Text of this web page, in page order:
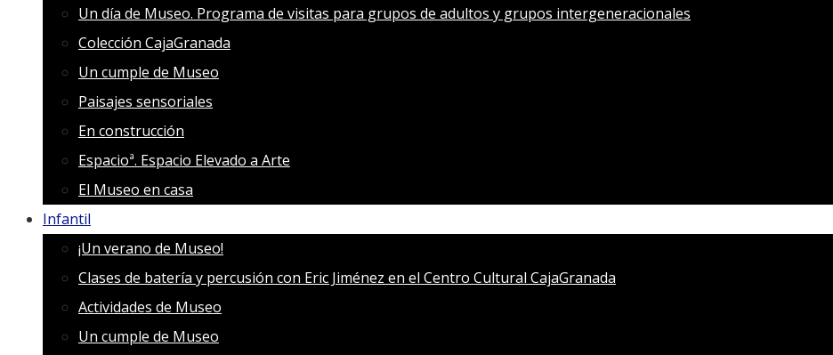
Un día de Museo. Programa de visitas para grupos de adultos y grupos intergeneracionales
Colección CajaGranada
Un cumple de Museo
Paisajes sensoriales
En construcción
Espacioª. Espacio Elevado a Arte
El Museo en casa
Infantil
¡Un verano de Museo!
Clases de batería y percusión con Eric Jiménez en el Centro Cultural CajaGranada
Actividades de Museo
Un cumple de Museo